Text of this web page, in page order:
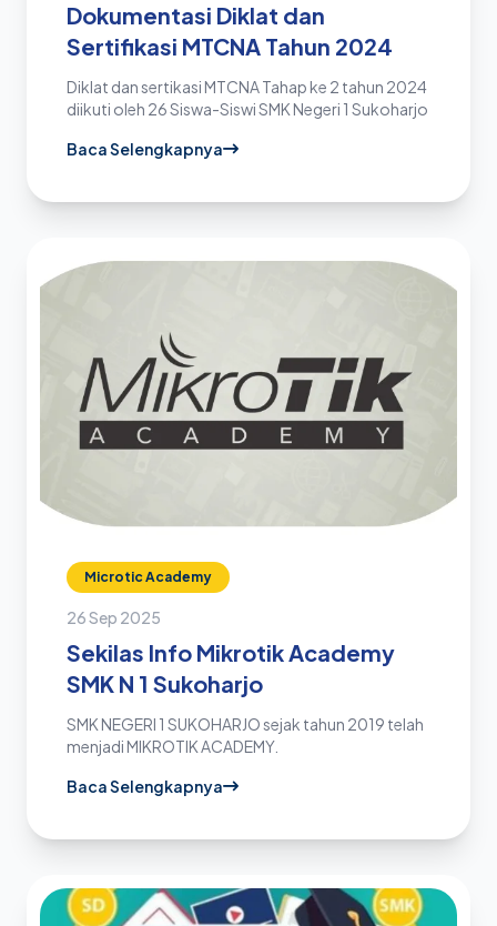
Dokumentasi Diklat dan
Sertifikasi MTCNA Tahun 2024
Diklat dan sertikasi MTCNA Tahap ke 2 tahun 2024
diikuti oleh 26 Siswa-Siswi SMK Negeri 1 Sukoharjo
Baca Selengkapnya
Microtic Academy
26 Sep 2025
Sekilas Info Mikrotik Academy
SMK N 1 Sukoharjo
SMK NEGERI 1 SUKOHARJO sejak tahun 2019 telah
menjadi MIKROTIK ACADEMY.
Baca Selengkapnya